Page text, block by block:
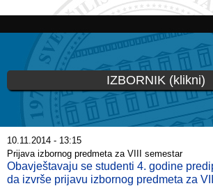
Skoči
glavni
sadržaj
IZBORNIK (klikni)
Vi ste ovdje
10.11.2014 - 13:15
Prijava izbornog predmeta za VIII semestar
Obavještavaju se studenti 4. godine
da izvrše prijavu izbornog predmeta za